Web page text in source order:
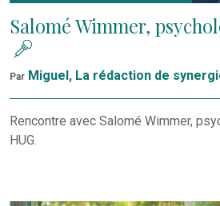
Salomé Wimmer,
Par Miguel, La rédaction de
Rencontre avec Salomé Wimmer,
HUG.